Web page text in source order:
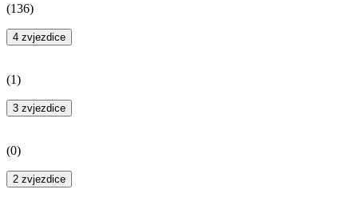
(136)
4 zvjezdice
(1)
3 zvjezdice
(0)
2 zvjezdice